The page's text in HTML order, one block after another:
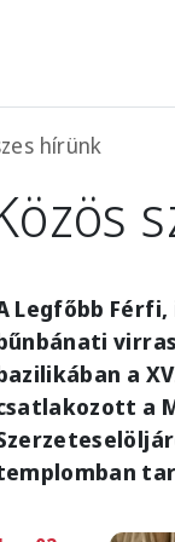
hírünk
Legfőbb
a
a